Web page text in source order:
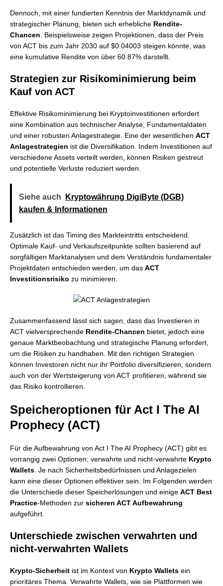
Dennoch, mit einer fundierten Kenntnis der Marktdynamik und
strategischer Planung, bieten sich erhebliche Rendite-
Chancen . Beispielsweise zeigen Projektionen, dass der Preis
von ACT bis zum Jahr 2030 auf $0.04003 steigen könnte, was
eine kumulative Rendite von über 60.87% darstellt.
Strategien zur Risikominimierung beim
Kauf von ACT
Effektive Risikominimierung bei Kryptoinvestitionen erfordert
eine Kombination aus technischer Analyse, Fundamentaldaten
und einer robusten Anlagestrategie. Eine der wesentlichen ACT
Anlagestrategien ist die Diversifikation. Indem Investitionen auf
verschiedene Assets verteilt werden, können Risiken gestreut
und potentielle Verluste reduziert werden.
Siehe auch
Kryptowährung DigiByte (DGB)
kaufen & Informationen
Zusätzlich ist das Timing des Markteintritts entscheidend.
Optimale Kauf- und Verkaufszeitpunkte sollten basierend auf
sorgfältigen Marktanalysen und dem Verständnis fundamentaler
Projektdaten entschieden werden, um das ACT
Investitionsrisiko zu minimieren.
Zusammenfassend lässt sich sagen, dass das Investieren in
ACT vielversprechende Rendite-Chancen bietet, jedoch eine
genaue Marktbeobachtung und strategische Planung erfordert,
um die Risiken zu handhaben. Mit den richtigen Strategien
können Investoren nicht nur ihr Portfolio diversifizieren, sondern
auch von der Wertsteigerung von ACT profitieren, während sie
das Risiko kontrollieren.
Speicheroptionen für Act I The AI
Prophecy (ACT)
Für die Aufbewahrung von Act I The AI Prophecy (ACT) gibt es
vorrangig zwei Optionen: verwahrte und nicht-verwahrte Krypto
Wallets . Je nach Sicherheitsbedürfnissen und Anlagezielen
kann eine dieser Optionen effektiver sein. Im Folgenden werden
die Unterschiede dieser Speicherlösungen und einige ACT Best
Practice-Methoden zur sicheren ACT Aufbewahrung
aufgeführt.
Unterschiede zwischen verwahrten und
nicht-verwahrten Wallets
Krypto-Sicherheit ist im Kontext von Krypto Wallets ein
prioritäres Thema. Verwahrte Wallets, wie sie Plattformen wie